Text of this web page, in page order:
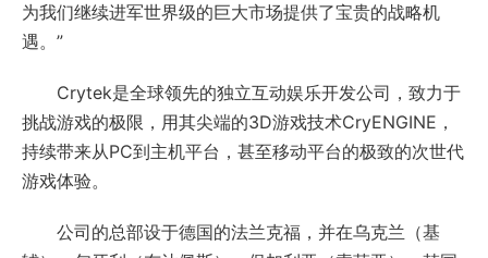
为我们继续进军世界级的巨大市场提供了宝贵的战略机
遇。”
Crytek是全球领先的独立互动娱乐开发公司，致力于
挑战游戏的极限，用其尖端的3D游戏技术CryENGINE，
持续带来从PC到主机平台，甚至移动平台的极致的次世代
游戏体验。
公司的总部设于德国的法兰克福，并在乌克兰（基